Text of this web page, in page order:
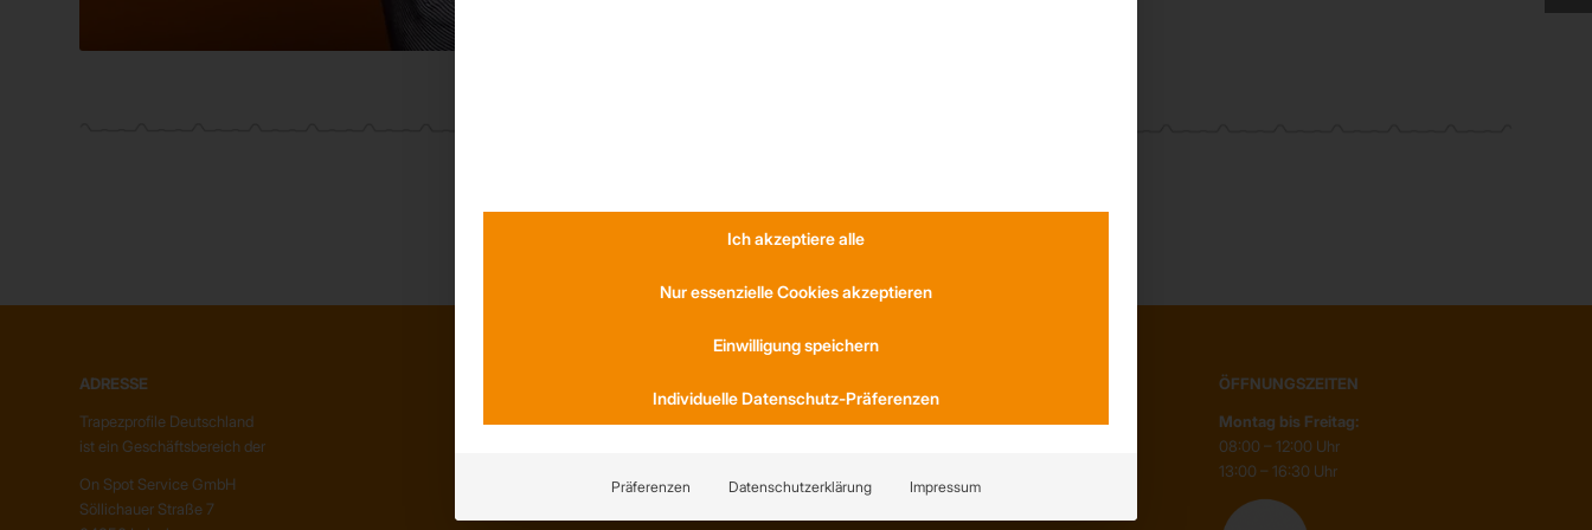
ADRESSE
Trapezprofile Deutschland
ist ein Geschäftsbereich der
On Spot Service GmbH
Söllichauer Straße 7
Unser Team
Anfahrt
ÖFFNUNGSZEITEN
Montag bis Freitag:
08:00 – 12:00 Uhr
13:00 – 16:30 Uhr
Ich akzeptiere alle
Nur essenzielle Cookies akzeptieren
Einwilligung speichern
Individuelle Datenschutz-Präferenzen
Präferenzen Datenschutzerklärung Impressum